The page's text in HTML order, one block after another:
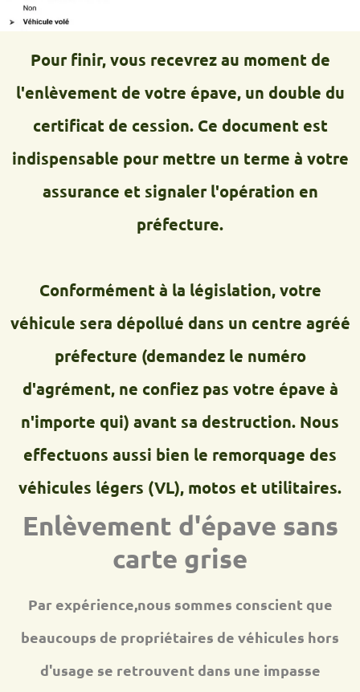
Pour finir, vous recevrez au moment de
l'enlèvement de votre épave, un double du
certificat de cession. Ce document est
indispensable pour mettre un terme à votre
assurance et signaler l'opération en
préfecture.
Conformément à la législation, votre
véhicule sera dépollué dans un centre agréé
préfecture (demandez le numéro
d'agrément, ne confiez pas votre épave à
n'importe qui) avant sa destruction. Nous
effectuons aussi bien le remorquage des
véhicules légers (VL), motos et utilitaires.
Enlèvement d'épave sans
carte grise
Par expérience,nous sommes conscient que
beaucoups de propriétaires de véhicules hors
d'usage se retrouvent dans une impasse